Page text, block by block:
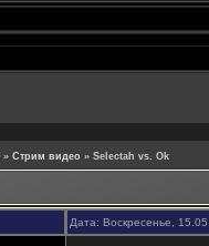
» Стрим видео » Selectah vs. Ok
Дата: Воскресенье,